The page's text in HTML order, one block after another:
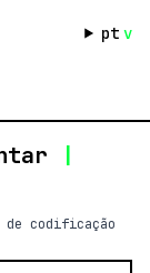
pt v
|
de codificação